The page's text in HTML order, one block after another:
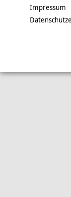
Impressum